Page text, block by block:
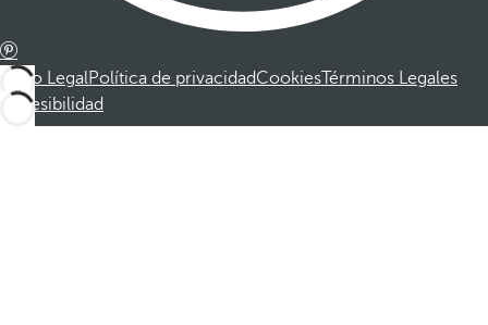
Aviso LegalPolítica de privacidadCookiesTérminos Legales
Accesibilidad